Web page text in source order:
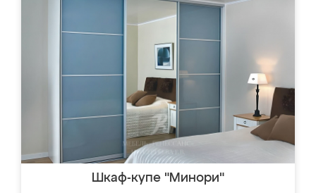
Шкаф-купе "Минори"